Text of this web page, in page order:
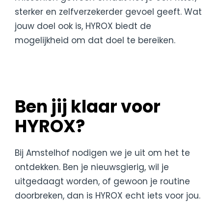
sterker en zelfverzekerder gevoel geeft. Wat
jouw doel ook is, HYROX biedt de
mogelijkheid om dat doel te bereiken.
Ben jij klaar voor
HYROX?
Bij Amstelhof nodigen we je uit om het te
ontdekken. Ben je nieuwsgierig, wil je
uitgedaagt worden, of gewoon je routine
doorbreken, dan is HYROX echt iets voor jou.